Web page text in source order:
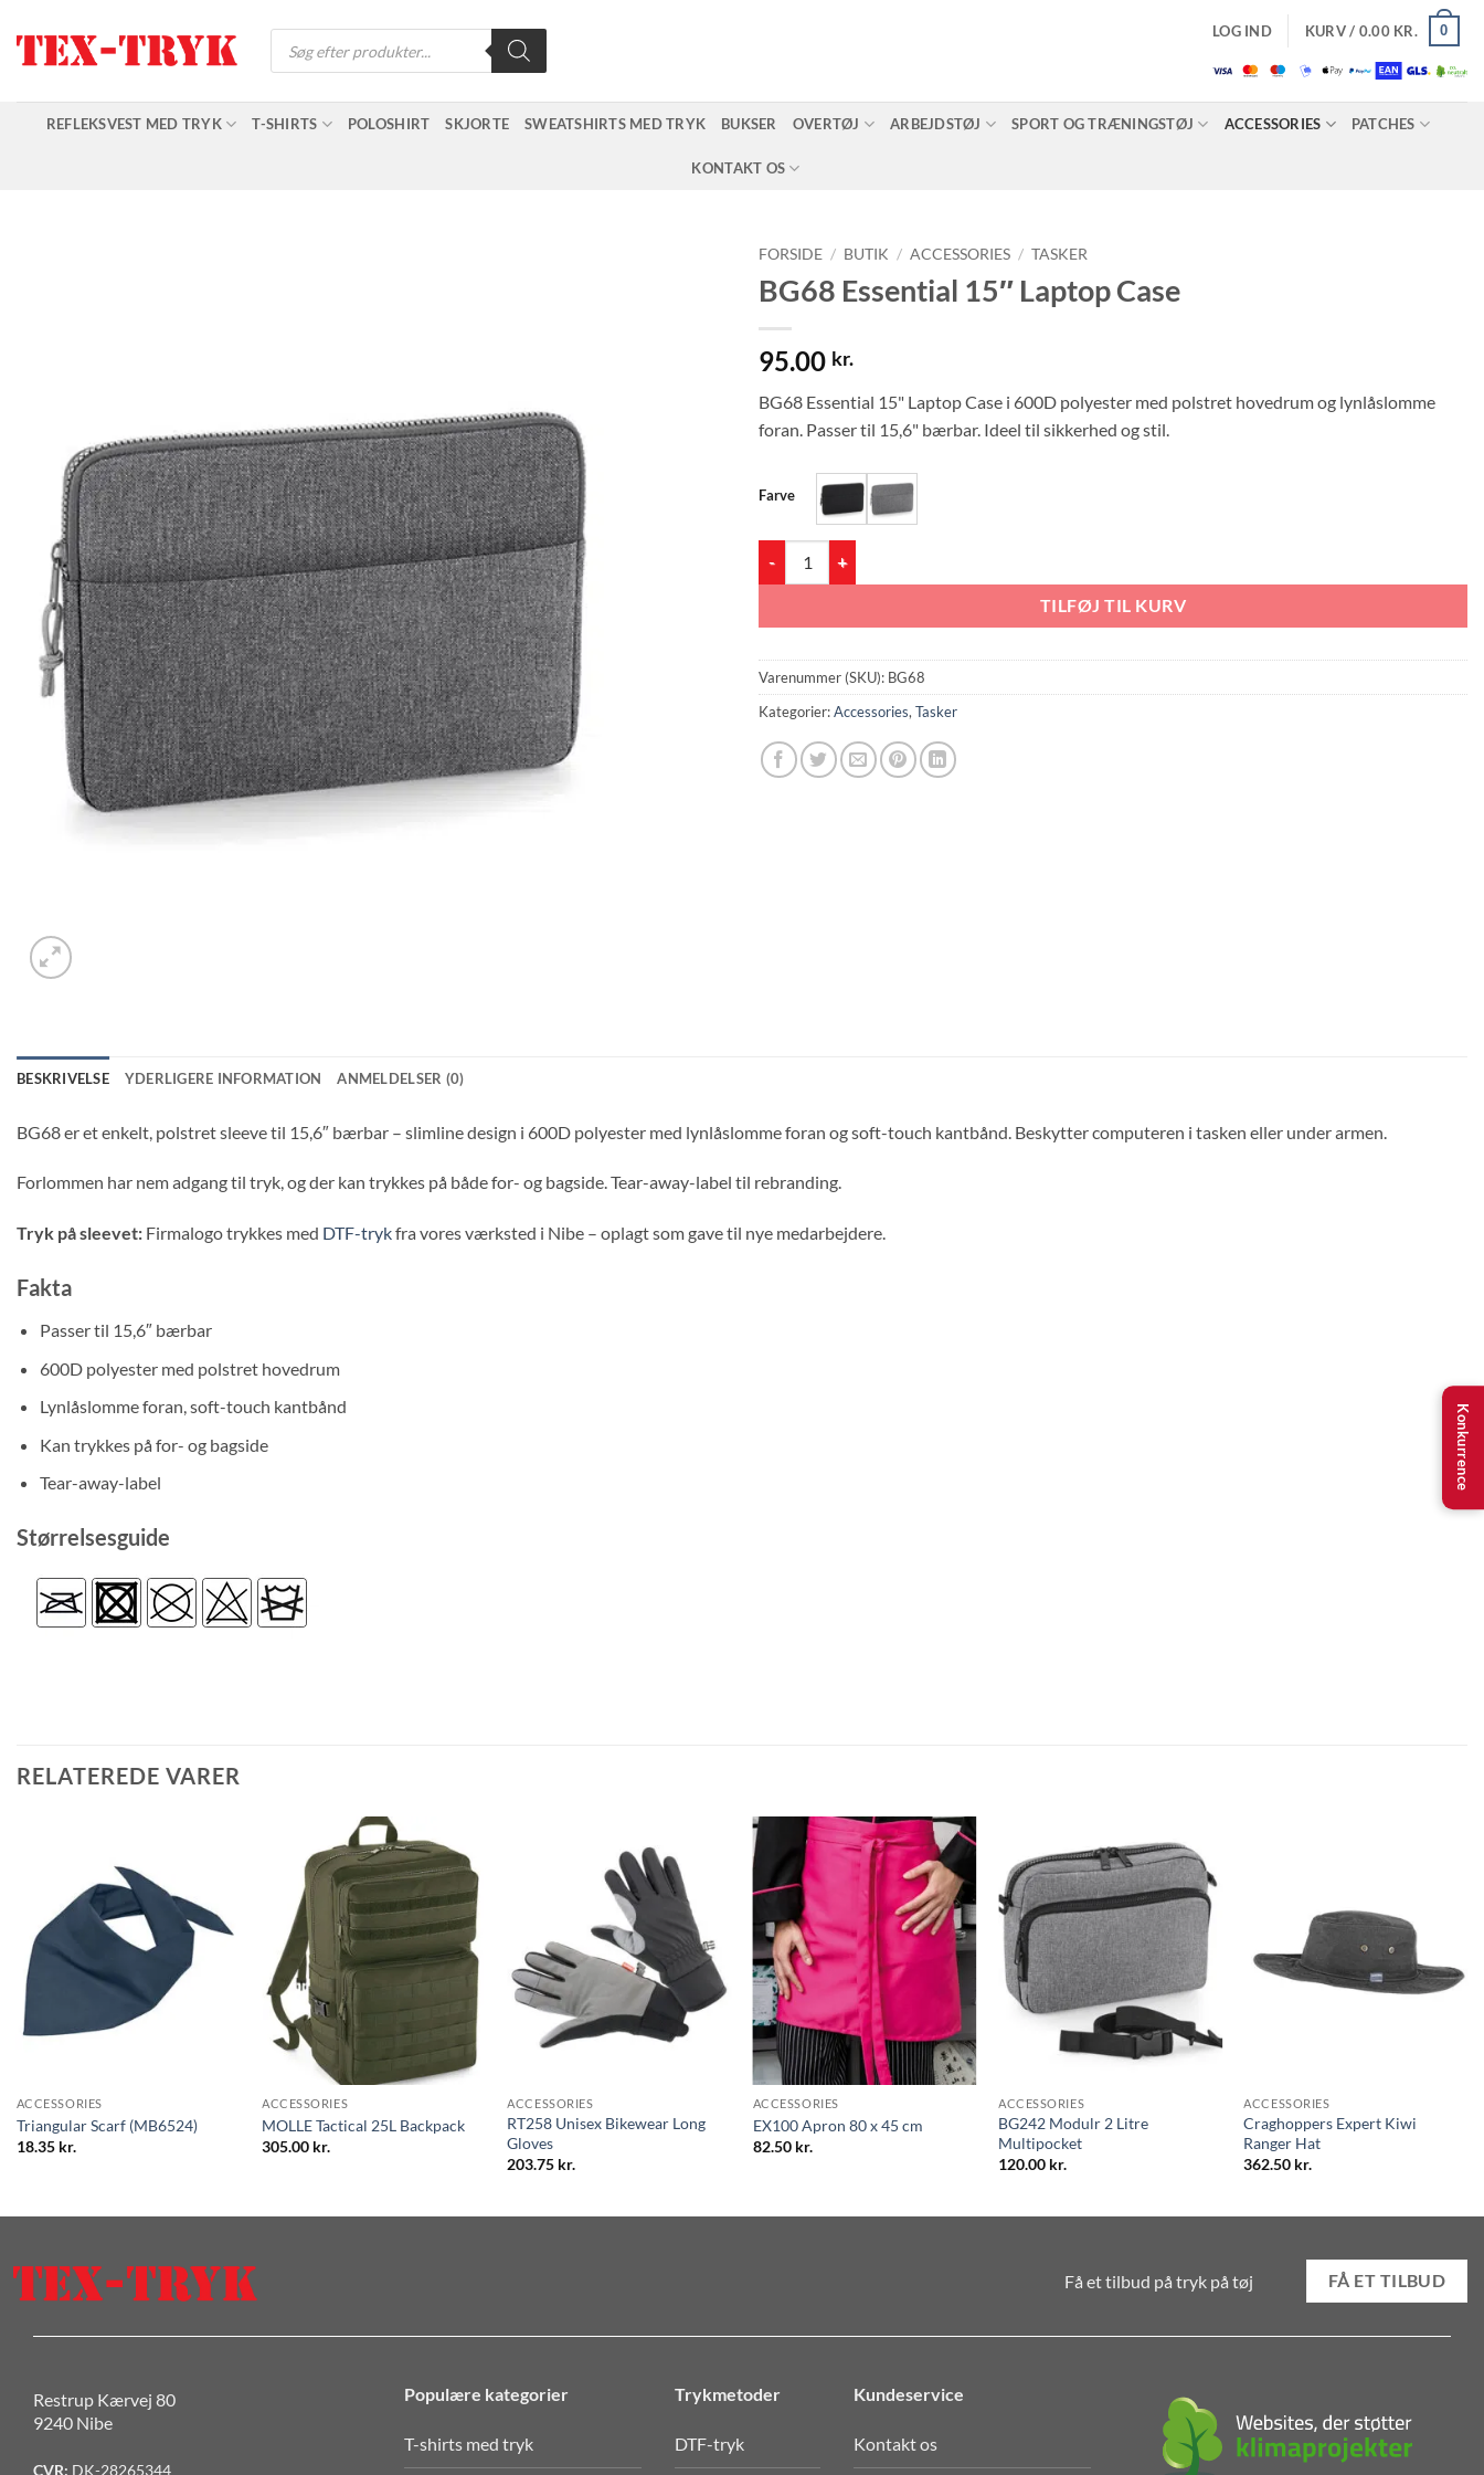
indhold
Products
search
LOG IND KURV / 0.00 KR. 0
REFLEKSVEST MED TRYK T-SHIRTS POLOSHIRT SKJORTE SWEATSHIRTS MED TRYK BUKSER OVERTØJ ARBEJDSTØJ SPORT OG TRÆNINGSTØJ ACCESSORIES PATCHES
KONTAKT OS
FORSIDE / BUTIK / ACCESSORIES / TASKER
BG68 Essential 15″ Laptop Case
95.00 kr.
BG68 Essential 15" Laptop Case i 600D polyester med polstret hovedrum og lynlåslomme
foran. Passer til 15,6" bærbar. Ideel til sikkerhed og stil.
Farve
TILFØJ TIL KURV
Varenummer (SKU): BG68
Kategorier:Accessories, Tasker
BESKRIVELSE YDERLIGERE INFORMATION ANMELDELSER (0)
BG68 er et enkelt, polstret sleeve til 15,6″ bærbar – slimline design i 600D polyester med lynlåslomme foran og soft-touch kantbånd. Beskytter computeren i tasken eller under armen.
Forlommen har nem adgang til tryk, og der kan trykkes på både for- og bagside. Tear-away-label til rebranding.
Tryk på sleevet: Firmalogo trykkes med DTF-trykfra vores værksted i Nibe – oplagt som gave til nye medarbejdere.
Fakta
Passer til 15,6″ bærbar
600D polyester med polstret hovedrum
Lynlåslomme foran, soft-touch kantbånd
Kan trykkes på for- og bagside
Tear-away-label
Størrelsesguide
RELATEREDE VARER
ACCESSORIES
Triangular Scarf (MB6524)
18.35 kr.
ACCESSORIES
MOLLE Tactical 25L Backpack
305.00 kr.
ACCESSORIES
RT258 Unisex Bikewear Long
Gloves
203.75 kr.
ACCESSORIES
EX100 Apron 80 x 45 cm
82.50 kr.
ACCESSORIES
BG242 Modulr 2 Litre
Multipocket
120.00 kr.
ACCESSORIES
Craghoppers Expert Kiwi
Ranger Hat
362.50 kr.
Få et tilbud på tryk på tøj FÅ ET TILBUD
Restrup Kærvej 80
9240 Nibe
CVR: DK-28265344
Populære kategorier
T-shirts med tryk
Trykmetoder
DTF-tryk
Kundeservice
Kontakt os
Konkurrence